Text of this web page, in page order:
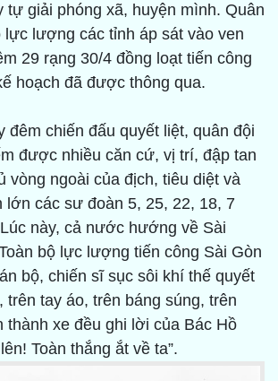
tự giải phóng xã, huyện mình. Quân
lực lượng các tỉnh áp sát vào ven
29 rạng 30/4 đồng loạt tiến công
hoạch đã được thông qua.
đêm chiến đấu quyết liệt, quân đội
được nhiều căn cứ, vị trí, đập tan
vòng ngoài của địch, tiêu diệt và
lớn các sư đoàn 5, 25, 22, 18, 7
này, cả nước hướng về Sài
bộ lực lượng tiến công Sài Gòn
bộ, chiến sĩ sục sôi khí thế quyết
trên tay áo, trên báng súng, trên
thành xe đều ghi lời của Bác Hồ
Toàn thắng ắt về ta”.